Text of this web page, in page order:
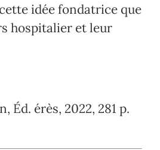
idée fondatrice que
hospitalier et leur
Éd. érès, 2022, 281 p.